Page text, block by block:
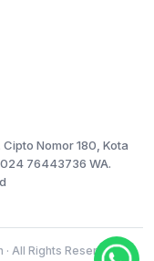
Nomor 180, Kota
76443736 WA.
· All Rights Reserved